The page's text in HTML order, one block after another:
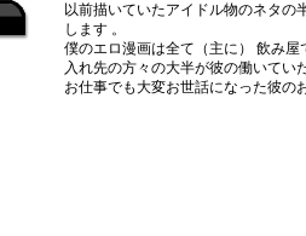
以前描いていたアイドル物のネタの
します 。
僕のエロ漫画は全て（主に） 飲み
入れ先の方々の大半が彼の働いてい
お仕事でも大変お世話になった彼の